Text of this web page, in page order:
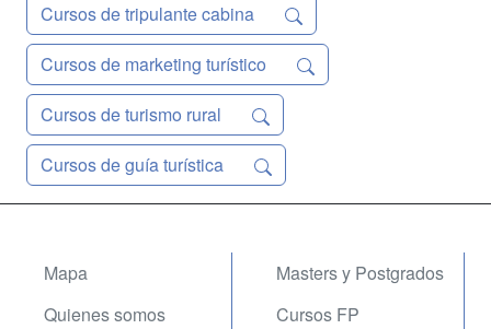
Cursos de tripulante cabina
Cursos de marketing turístico
Cursos de turismo rural
Cursos de guía turística
Mapa
Quienes somos
Masters y Postgrados
Cursos FP